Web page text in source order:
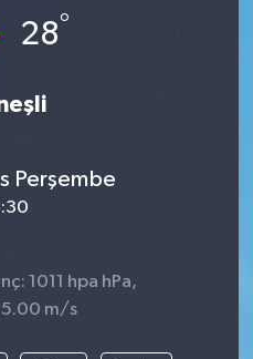
28°
Perşembe
1011 hpa hPa,
5.00 m/s